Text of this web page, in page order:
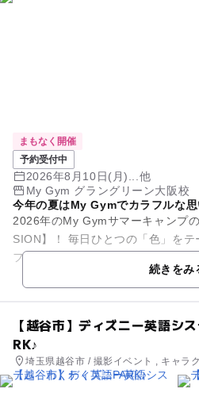
まもなく開催
予約受付中
2026年8月10日(月)...他
My Gym グラングリーン大阪校
今年の夏はMy Gymでカラフルな
2026年のMy Gymサマーキャンプ
SION】！ 毎日ひとつの「色」をテ
フト・ゲーム・実験など、ワクワ
続きをみ
【越谷市】ディズニー英語シ
RK♪
埼玉県越谷市 / 撮影イベント , キャラ